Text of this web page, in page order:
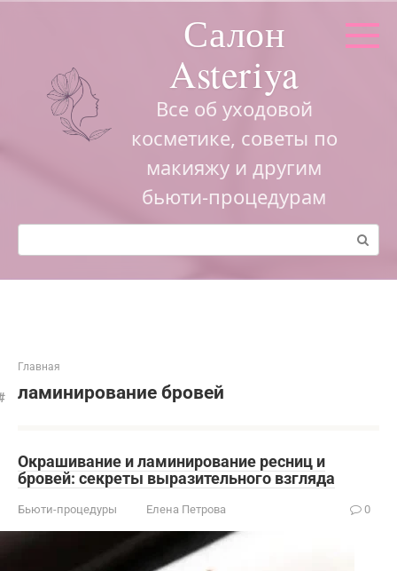
Салон
Asteriya
Все об уходовой
косметике, советы по
макияжу и другим
бьюти-процедурам
Поиск:
Главная
ламинирование бровей
Окрашивание и ламинирование ресниц и
бровей: секреты выразительного взгляда
Бьюти-процедуры Елена Петрова 0